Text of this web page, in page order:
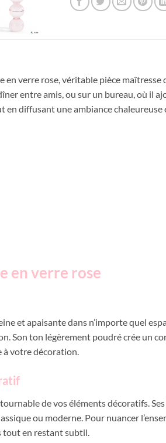
verre rose, véritable pièce
entre amis, ou sur un bureau, où il
en diffusant une ambiance chaleureuse
en verre rose
et apaisante dans n’importe quel
Son ton légèrement poudré crée un
votre décoration.
de vos éléments décoratifs.
ou moderne. Pour nuancer
tout en restant subtil.